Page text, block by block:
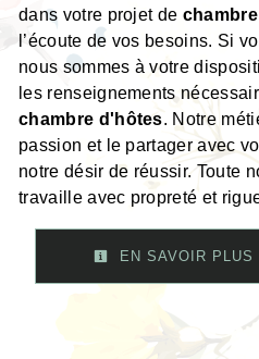
dans votre projet de
l’écoute de vos besoins. Si
nous sommes à votre
les renseignements
chambre d'hôtes. Notre
passion et le partager avec
notre désir de réussir. Toute
travaille avec propreté et
EN SAVOIR PLUS